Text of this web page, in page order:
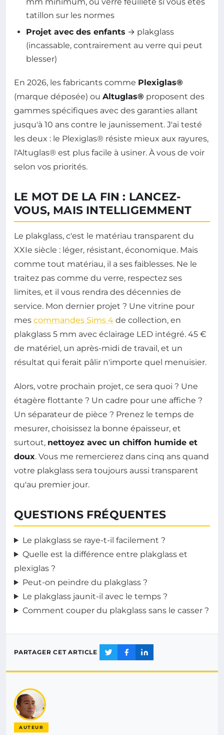
tatillon sur les normes
Projet avec des enfants → plakglass
(incassable, contrairement au verre qui peut
blesser)
En 2026, les fabricants comme Plexiglas®
(marque déposée) ou Altuglas® proposent des
gammes spécifiques avec des garanties allant
jusqu'à 10 ans contre le jaunissement. J'ai testé
les deux : le Plexiglas® résiste mieux aux rayures,
l'Altuglas® est plus facile à usiner. À vous de voir
selon vos priorités.
LE MOT DE LA FIN : LANCEZ-
VOUS, MAIS INTELLIGEMMENT
Le plakglass, c'est le matériau transparent du
XXIe siècle : léger, résistant, économique. Mais
comme tout matériau, il a ses faiblesses. Ne le
traitez pas comme du verre, respectez ses
limites, et il vous rendra des décennies de
service. Mon dernier projet ? Une vitrine pour
mes commandes Sims 4 de collection, en
plakglass 5 mm avec éclairage LED intégré. 45 €
de matériel, un après-midi de travail, et un
résultat qui ferait pâlir n'importe quel menuisier.
Alors, votre prochain projet, ce sera quoi ? Une
étagère flottante ? Un cadre pour une affiche ?
Un séparateur de pièce ? Prenez le temps de
mesurer, choisissez la bonne épaisseur, et
surtout, nettoyez avec un chiffon humide et
doux. Vous me remercierez dans cinq ans quand
votre plakglass sera toujours aussi transparent
qu'au premier jour.
QUESTIONS FRÉQUENTES
Le plakglass se raye-t-il facilement ?
Quelle est la différence entre plakglass et
plexiglas ?
Peut-on peindre du plakglass ?
Le plakglass jaunit-il avec le temps ?
Comment couper du plakglass sans le casser ?
PARTAGER CET ARTICLE
AUTEUR